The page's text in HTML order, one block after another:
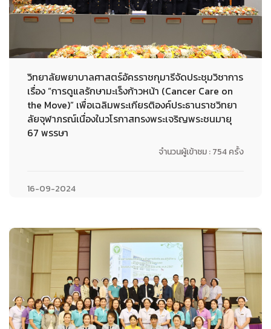
วิทยาลัยพยาบาลศาสตร์อัครราชกุมารีจัดประชุมวิชาการ
เรื่อง “การดูแลรักษามะเร็งก้าวหน้า (Cancer Care on
the Move)” เพื่อเฉลิมพระเกียรติองค์ประธานราชวิทยา
ลัยจุฬาภรณ์เนื่องในวโรกาสทรงพระเจริญพระชนมายุ
67 พรรษา
จำนวนผู้เข้าชม : 754 ครั้ง
16-09-2024